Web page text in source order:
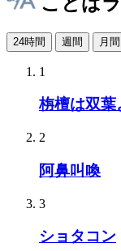
24時間 週間 月間
1
栴檀は双葉
2
阿鼻叫喚
3
ショタコン